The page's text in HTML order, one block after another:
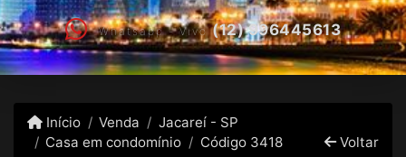
Whatsapp - Vivo(12) 996445613
Início Venda
Jacareí - SP
Casa em condomínio
Código 3418 Voltar